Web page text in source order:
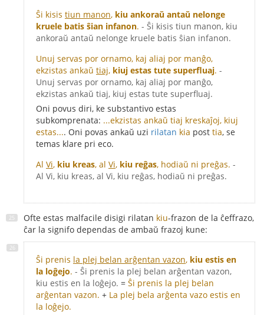
Ŝi kisis tiun manon, kiu ankoraŭ antaŭ nelonge
kruele batis ŝian infanon. - Ŝi kisis tiun manon, kiu
ankoraŭ antaŭ nelonge kruele batis ŝian infanon.
Unuj servas por ornamo, kaj aliaj por manĝo,
ekzistas ankaŭ tiaj, kiuj estas tute superfluaj. -
Unuj servas por ornamo, kaj aliaj por manĝo,
ekzistas ankaŭ tiaj, kiuj estas tute superfluaj.
Oni povus diri, ke substantivo estas
subkomprenata: ...ekzistas ankaŭ tiaj kreskaĵoj, kiuj
estas.... Oni povas ankaŭ uzi rilatan kia post tia, se
temas klare pri eco.
Al Vi, kiu kreas, al Vi, kiu reĝas, hodiaŭ ni preĝas. -
Al Vi, kiu kreas, al Vi, kiu reĝas, hodiaŭ ni preĝas.
Ofte estas malfacile disigi rilatan kiu-frazon de la ĉeffrazo,
ĉar la signifo dependas de ambaŭ frazoj kune:
Ŝi prenis la plej belan arĝentan vazon, kiu estis en
la loĝejo. - Ŝi prenis la plej belan arĝentan vazon,
kiu estis en la loĝejo. = Ŝi prenis la plej belan
arĝentan vazon. + La plej bela arĝenta vazo estis en
la loĝejo.